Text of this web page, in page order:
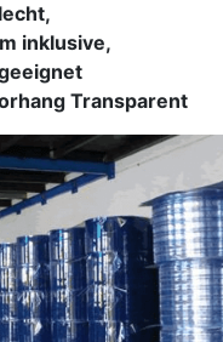
inklusive,
Transparent